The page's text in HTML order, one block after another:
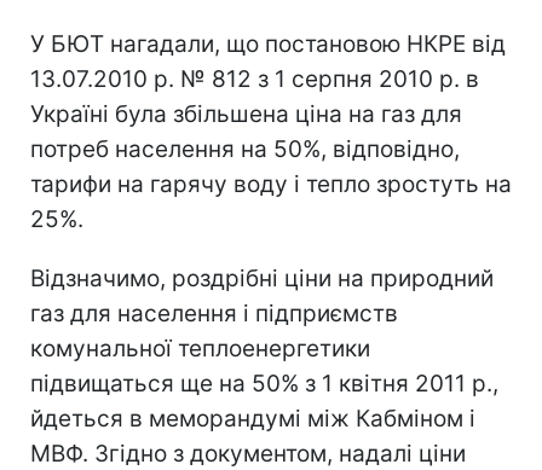
У БЮТ нагадали, що постановою НКРЕ від
13.07.2010 р. № 812 з 1 серпня 2010 р. в
Україні була збільшена ціна на газ для
потреб населення на 50%, відповідно,
тарифи на гарячу воду і тепло зростуть на
25%.
Відзначимо, роздрібні ціни на природний
газ для населення і підприємств
комунальної теплоенергетики
підвищаться ще на 50% з 1 квітня 2011 р.,
йдеться в меморандумі між Кабміном і
МВФ. Згідно з документом, надалі ціни